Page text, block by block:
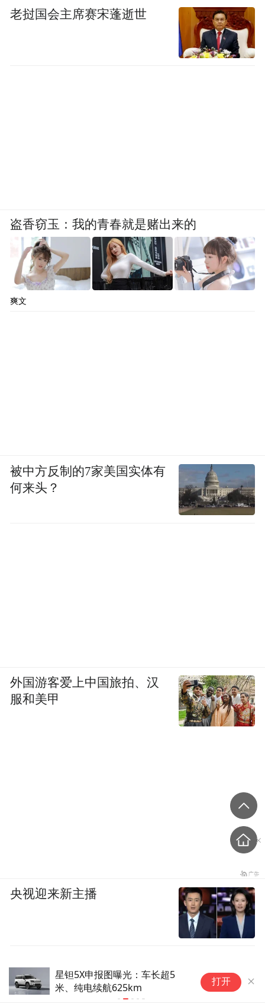
星钽5X申报图曝光：车长超5
米、纯电续航625km
打开
老挝国会主席赛宋蓬逝世
盗香窃玉：我的青春就是赌出来的
爽文
被中方反制的7家美国实体有
何来头？
外国游客爱上中国旅拍、汉
服和美甲
央视迎来新主播